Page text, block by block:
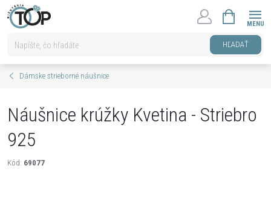
Prejsť
na
HĽADAŤ
KOŠÍK
Dámske strieborné náušnice
Náušnice krúžky Kvetina - Striebro
925
Kód: 69077